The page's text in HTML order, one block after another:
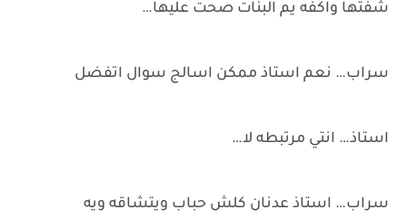
شفتها واكفه يم البنات صحت عليها…
سراب… نعم استاذ ممكن اسالج سوال اتفضل
استاذ… انتي مرتبطه لا…
سراب… استاذ عدنان كلش حباب ويتشاقه ويه